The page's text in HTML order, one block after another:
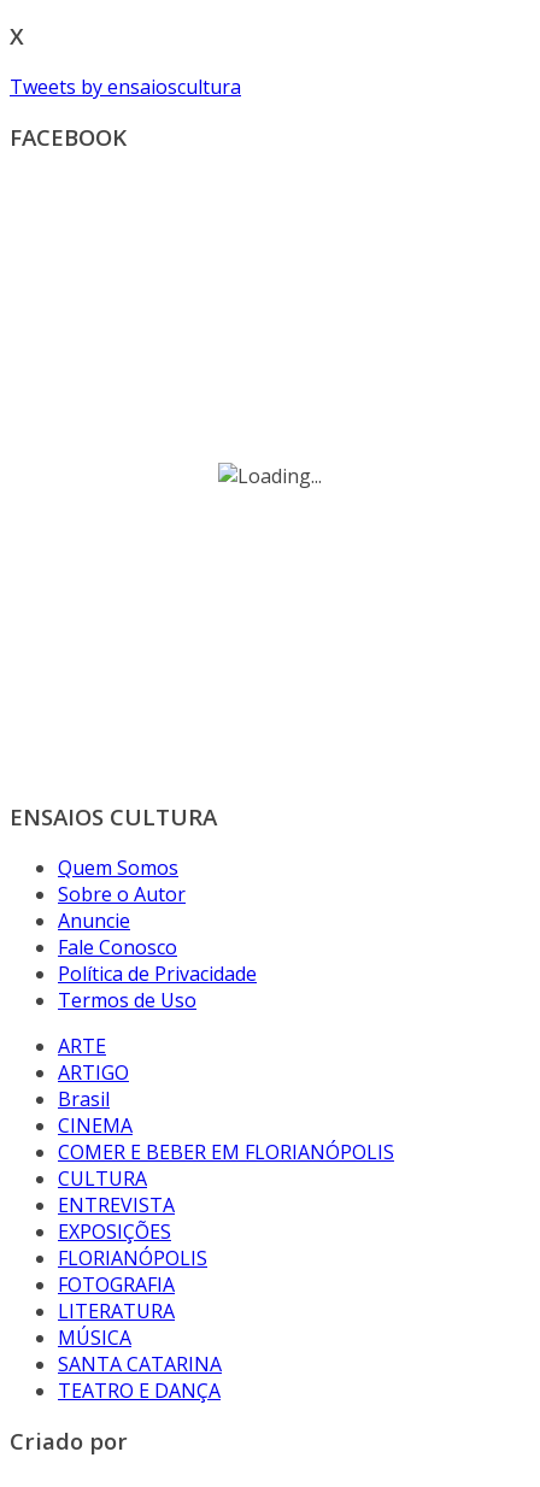
X
Tweets by ensaioscultura
FACEBOOK
ENSAIOS CULTURA
Quem Somos
Sobre o Autor
Anuncie
Fale Conosco
Política de Privacidade
Termos de Uso
ARTE
ARTIGO
Brasil
CINEMA
COMER E BEBER EM FLORIANÓPOLIS
CULTURA
ENTREVISTA
EXPOSIÇÕES
FLORIANÓPOLIS
FOTOGRAFIA
LITERATURA
MÚSICA
SANTA CATARINA
TEATRO E DANÇA
Criado por